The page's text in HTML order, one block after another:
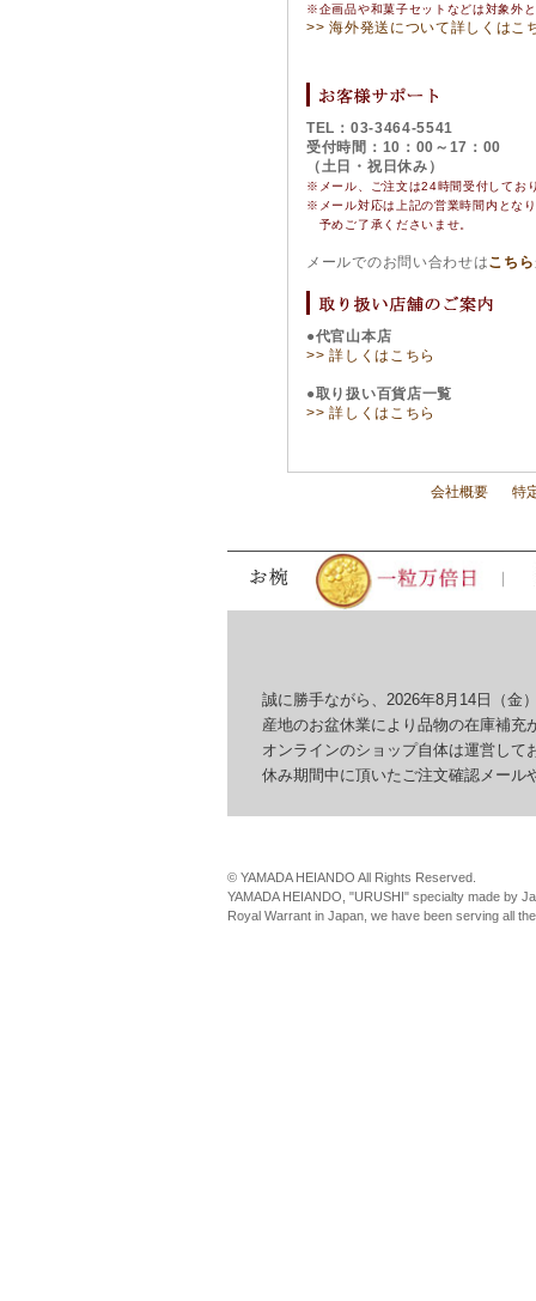
※企画品や和菓子セットなどは対象外
>> 海外発送について詳しくはこ
TEL：03-3464-5541
受付時間：10：00～17：00
（土日・祝日休み）
※メール、ご注文は24時間受付してお
※ メール対応は上記の営業時間内とな
予めご了承くださいませ。
メールでのお問い合わせはこちら
●代官山本店
>> 詳しくはこちら
●取り扱い百貨店一覧
>> 詳しくはこちら
会社概要 特
誠に勝手ながら、2026年8月14日（金）
産地のお盆休業により品物の在庫補充が
オンラインのショップ自体は運営して
休み期間中に頂いたご注文確認メール
© YAMADA HEIANDO All Rights Reserved.
YAMADA HEIANDO, "URUSHI" specialty made by
Royal Warrant in Japan, we have been serving all